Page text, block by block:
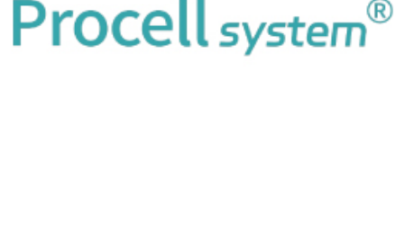
Creative Enzymes